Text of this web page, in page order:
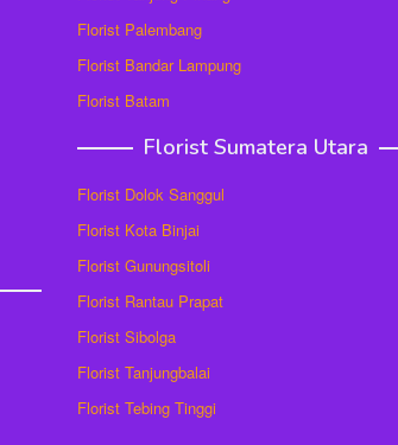
Florist Palembang
Florist Bandar Lampung
Florist Batam
Florist Sumatera Utara
Florist Dolok Sanggul
Florist Kota Binjai
Florist Gunungsitoli
Florist Rantau Prapat
Florist Sibolga
Florist Tanjungbalai
Florist Tebing Tinggi